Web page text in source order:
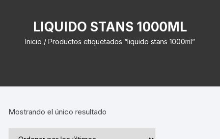
LIQUIDO STANS 1000ML
Inicio / Productos etiquetados “liquido stans 1000ml”
Mostrando el único resultado